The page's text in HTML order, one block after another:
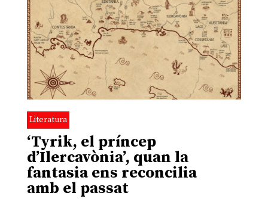
Literatura
‘Tyrik, el príncep
d’Ilercavònia’, quan la
fantasia ens reconcilia
amb el passat